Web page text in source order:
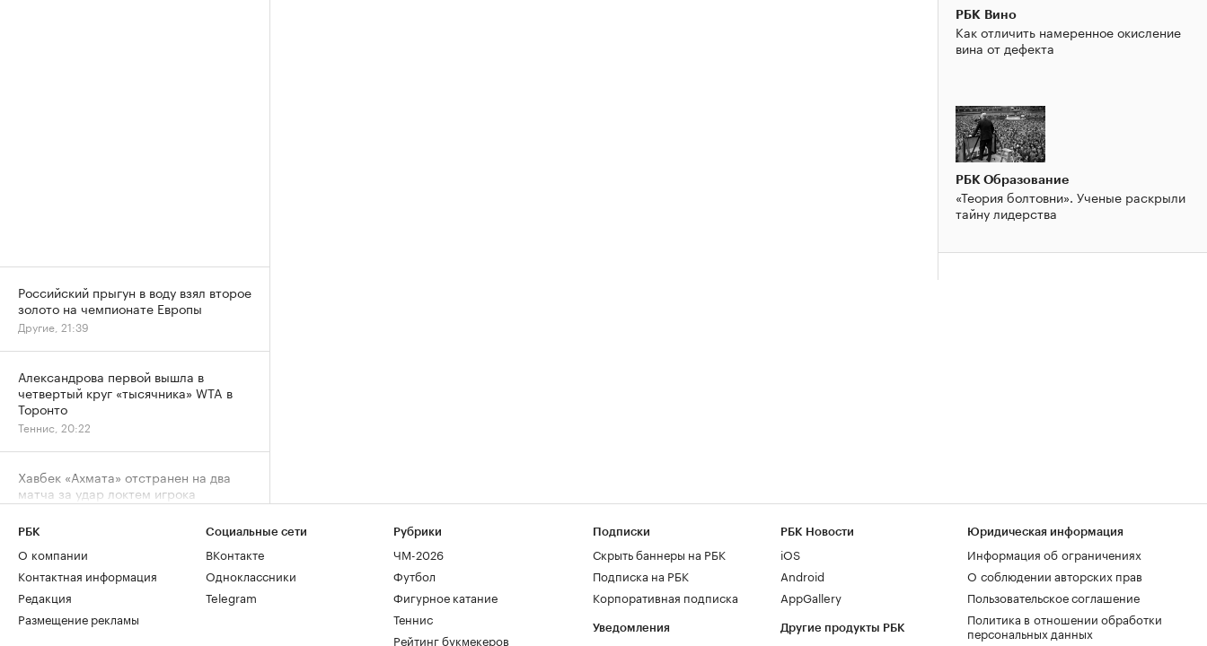
РБК Вино
Как отличить намеренное окисление
вина от дефекта
РБК Образование
«Теория болтовни». Ученые раскрыли
тайну лидерства
Российский прыгун в воду взял второе
золото на чемпионате Европы
Другие, 21:39
Александрова первой вышла в
четвертый круг «тысячника» WTA в
Торонто
Теннис, 20:22
Хавбек «Ахмата» отстранен на два
матча за удар локтем игрока
«Спартака»
Футбол, 19:39
Клюшку Овечкина продали на
аукционе за ₽940 тыс.
РБК
О компании
Контактная информация
Редакция
Размещение рекламы
Социальные сети
ВКонтакте
Одноклассники
Telegram
Рубрики
ЧМ-2026
Футбол
Фигурное катание
Теннис
Рейтинг букмекеров
Подписки
Скрыть баннеры на РБК
Подписка на РБК
Корпоративная подписка
Уведомления
РБК Новости
iOS
Android
AppGallery
Другие продукты РБК
Юридическая информация
Информация об ограничениях
О соблюдении авторских прав
Пользовательское соглашение
Политика в отношении обработки
персональных данных